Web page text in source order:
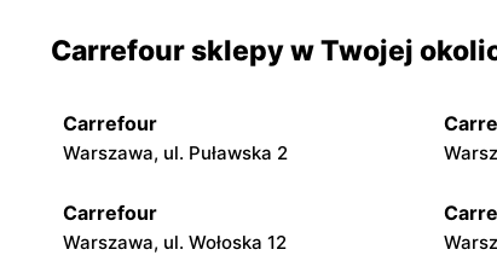
Carrefour sklepy w Twojej
Carrefour
Warszawa, ul. Puławska 2
Carrefour
Warszawa, ul. Wołoska 12